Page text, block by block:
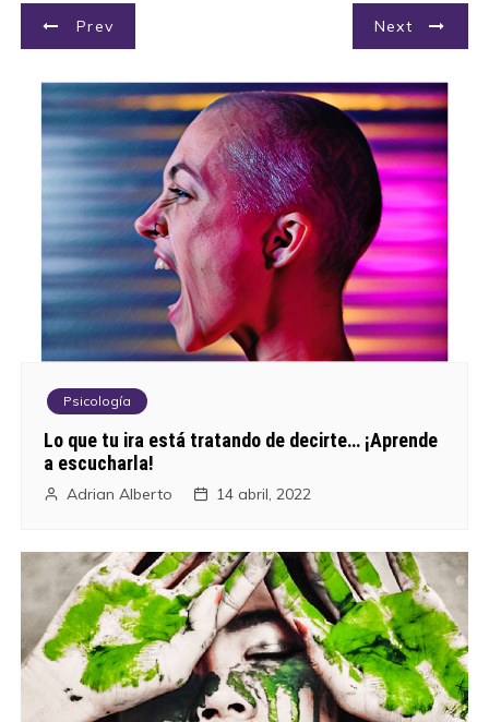
N
e
e
n
t
Prev Next
Psicología
Lo que tu ira está tratando de decirte… ¡Aprende
a escucharla!
Adrian Alberto 14 abril, 2022